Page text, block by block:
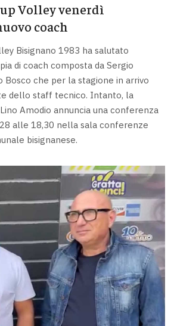
Volley venerdì
coach
Bisignano 1983 ha salutato
di coach composta da Sergio
Bosco che per la stagione in arrivo
dello staff tecnico. Intanto, la
Amodio annuncia una conferenza
alle 18,30 nella sala conferenze
bisignanese.